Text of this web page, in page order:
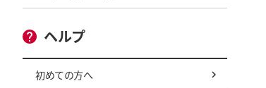
ヘルプ
初めての方へ